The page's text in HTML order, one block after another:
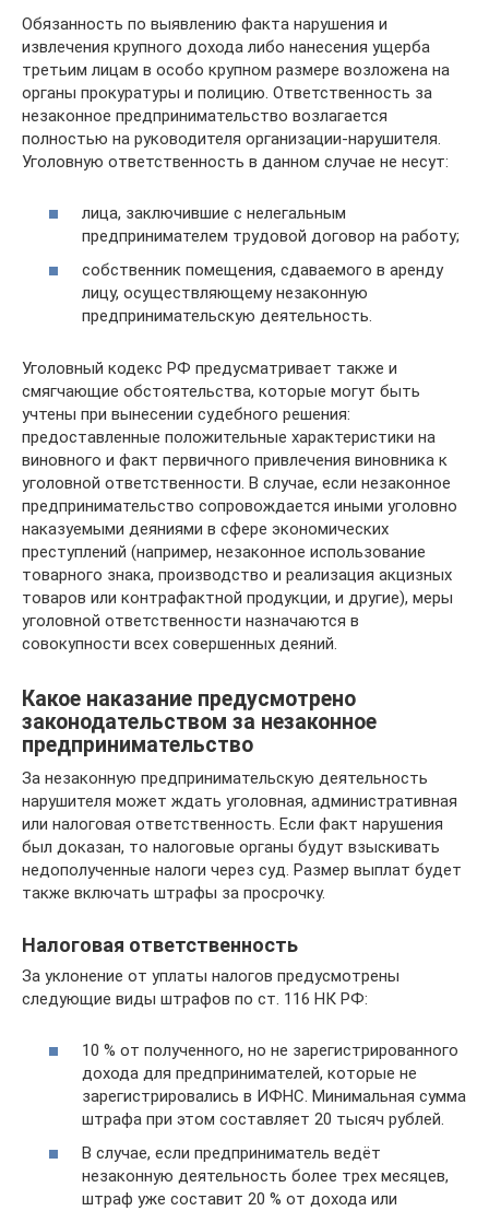
Обязанность по выявлению факта нарушения и
извлечения крупного дохода либо нанесения ущерба
третьим лицам в особо крупном размере возложена на
органы прокуратуры и полицию. Ответственность за
незаконное предпринимательство возлагается
полностью на руководителя организации-нарушителя.
Уголовную ответственность в данном случае не несут:
лица, заключившие с нелегальным
предпринимателем трудовой договор на работу;
собственник помещения, сдаваемого в аренду
лицу, осуществляющему незаконную
предпринимательскую деятельность.
Уголовный кодекс РФ предусматривает также и
смягчающие обстоятельства, которые могут быть
учтены при вынесении судебного решения:
предоставленные положительные характеристики на
виновного и факт первичного привлечения виновника к
уголовной ответственности. В случае, если незаконное
предпринимательство сопровождается иными уголовно
наказуемыми деяниями в сфере экономических
преступлений (например, незаконное использование
товарного знака, производство и реализация акцизных
товаров или контрафактной продукции, и другие), меры
уголовной ответственности назначаются в
совокупности всех совершенных деяний.
Какое наказание предусмотрено
законодательством за незаконное
предпринимательство
За незаконную предпринимательскую деятельность
нарушителя может ждать уголовная, административная
или налоговая ответственность. Если факт нарушения
был доказан, то налоговые органы будут взыскивать
недополученные налоги через суд. Размер выплат будет
также включать штрафы за просрочку.
Налоговая ответственность
За уклонение от уплаты налогов предусмотрены
следующие виды штрафов по ст. 116 НК РФ:
10 % от полученного, но не зарегистрированного
дохода для предпринимателей, которые не
зарегистрировались в ИФНС. Минимальная сумма
штрафа при этом составляет 20 тысяч рублей.
В случае, если предприниматель ведёт
незаконную деятельность более трех месяцев,
штраф уже составит 20 % от дохода или